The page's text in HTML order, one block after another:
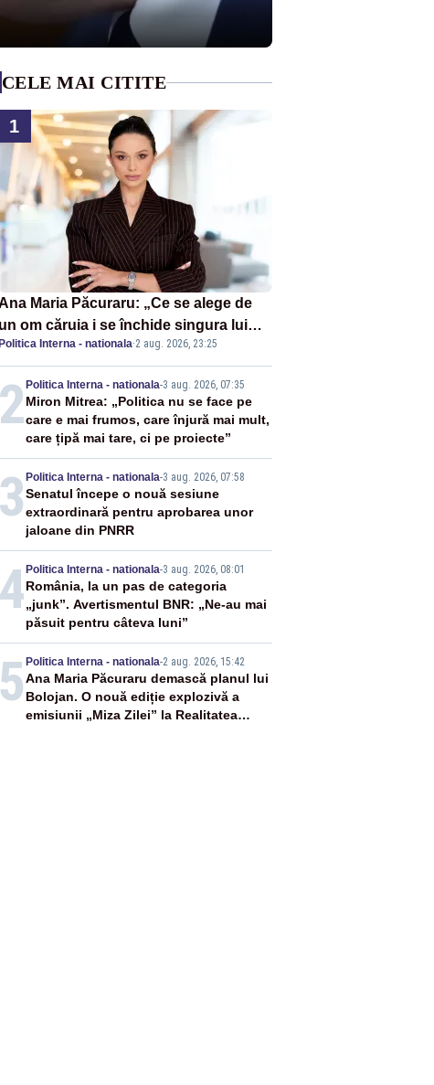
CELE MAI CITITE
1
Maria Păcuraru: „Ce se alege de
un om căruia i se închide singura lui
Politica Interna - nationala·2 aug. 2026, 23:25
2 Politica Interna - nationala-3 aug. 2026, 07:35
Miron Mitrea: „Politica nu se face pe
care e mai frumos, care înjură mai mult,
care țipă mai tare, ci pe proiecte”
3 Politica Interna - nationala-3 aug. 2026, 07:58
Senatul începe o nouă sesiune
extraordinară pentru aprobarea unor
jaloane din PNRR
4 Politica Interna - nationala-3 aug. 2026, 08:01
România, la un pas de categoria
„junk”. Avertismentul BNR: „Ne-au mai
păsuit pentru câteva luni”
5 Politica Interna - nationala-2 aug. 2026, 15:42
Ana Maria Păcuraru demască planul lui
Bolojan. O nouă ediție explozivă a
emisiunii „Miza Zilei” la Realitatea